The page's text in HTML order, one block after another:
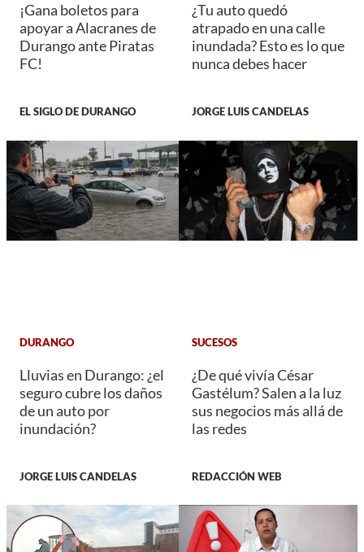
¡Gana boletos para
apoyar a Alacranes de
Durango ante Piratas
FC!
EL SIGLO DE DURANGO
¿Tu auto quedó
atrapado en una calle
inundada? Esto es lo que
nunca debes hacer
JORGE LUIS CANDELAS
DURANGO
Lluvias en Durango: ¿el
seguro cubre los daños
de un auto por
inundación?
JORGE LUIS CANDELAS
SUCESOS
¿De qué vivía César
Gastélum? Salen a la luz
sus negocios más allá de
las redes
REDACCIÓN WEB